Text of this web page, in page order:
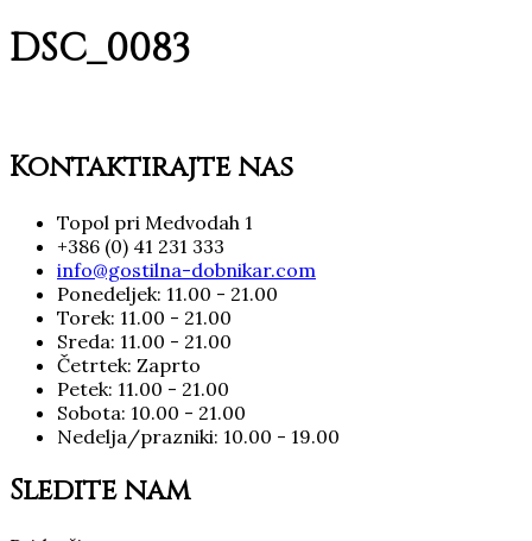
DSC_0083
Kontaktirajte nas
Topol pri Medvodah 1
+386 (0) 41 231 333
info@gostilna-dobnikar.com
Ponedeljek: 11.00 - 21.00
Torek: 11.00 - 21.00
Sreda: 11.00 - 21.00
Četrtek: Zaprto
Petek: 11.00 - 21.00
Sobota: 10.00 - 21.00
Nedelja/prazniki: 10.00 - 19.00
Sledite nam